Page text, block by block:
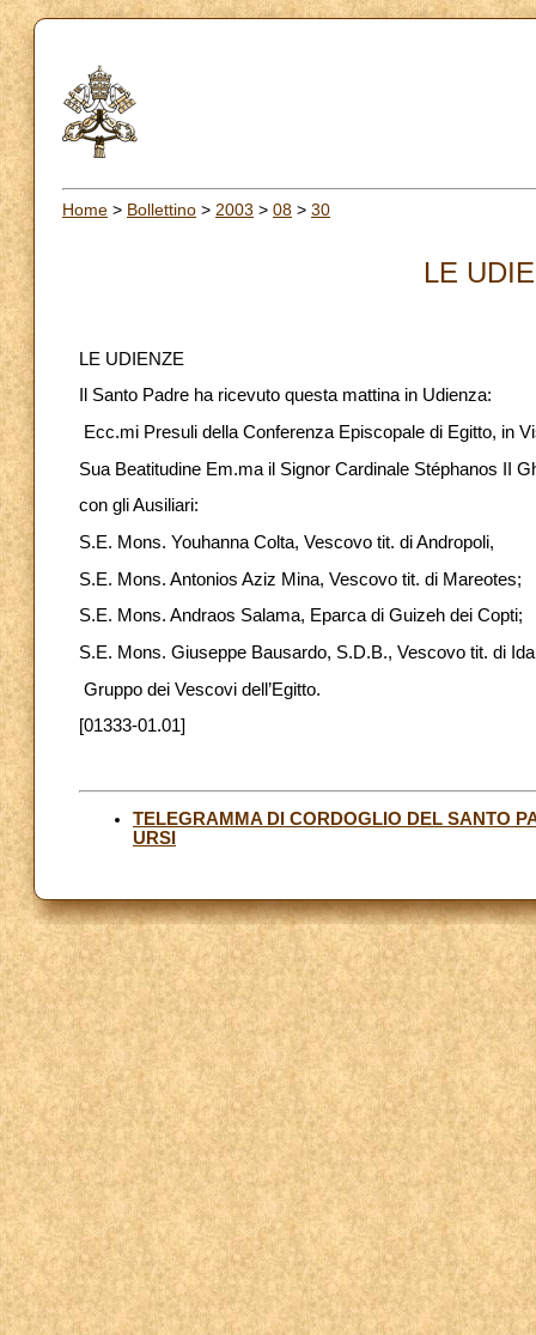
Home > Bollettino > 2003 > 08 > 30
LE
LE UDIENZE
Il Santo Padre ha ricevuto questa mattina in Udienza:
Ecc.mi Presuli della Conferenza Episcopale di Egitto, in
Sua Beatitudine Em.ma il Signor Cardinale Stéphanos II
con gli Ausiliari:
S.E. Mons. Youhanna Colta, Vescovo tit. di Andropoli,
S.E. Mons. Antonios Aziz Mina, Vescovo tit. di Mareotes;
S.E. Mons. Andraos Salama, Eparca di Guizeh dei Copti;
S.E. Mons. Giuseppe Bausardo, S.D.B., Vescovo tit. di
Gruppo dei Vescovi dell’Egitto.
[01333-01.01]
TELEGRAMMA DI CORDOGLIO DEL SANTO
URSI